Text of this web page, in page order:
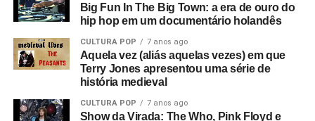
Big Fun In The Big Town: a era de ouro do
hip hop em um documentário holandês
CULTURA POP 7 anos ago
Aquela vez (aliás aquelas vezes) em que
Terry Jones apresentou uma série de
história medieval
CULTURA POP 7 anos ago
Show da Virada: The Who, Pink Floyd e